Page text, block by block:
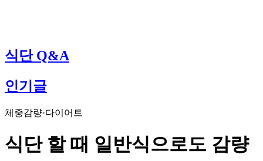
식단 Q&A
인기글
체중감량·다이어트
식단 할 때 일반식으로도 감량